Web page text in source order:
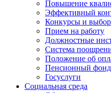
Повышение
Эффективный
Конкурсы и
Прием на работу
Должностные
Система
Положение об
Пенсионный фонд
Госуслуги
Социальная среда